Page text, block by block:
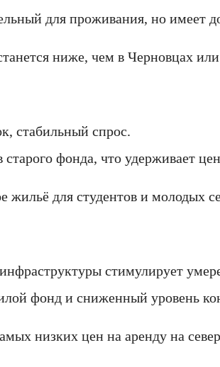
для проживания, но имеет
ниже, чем в Черновцах
стабильный спрос.
фонда, что удерживает
жильё для студентов и молодых
стимулирует
фонд и сниженный уровень
низких цен на аренду на